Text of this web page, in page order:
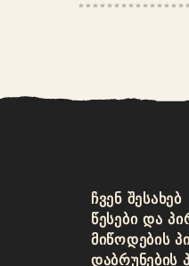
ᲩᲕᲔᲜ ᲨᲔᲡᲐᲮᲔᲑ
ᲬᲔᲡᲔᲑᲘ ᲓᲐ
ᲛᲘᲬᲝᲓᲔᲑᲘᲡ
ᲓᲐᲑᲠᲣᲜᲔᲑᲘᲡ